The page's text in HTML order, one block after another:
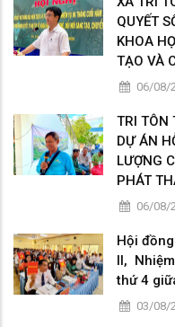
QUYẾT
KHOA
TẠO VÀ
06/08/
TRI TÔN
DỰ ÁN
LƯỢNG
PHÁT
06/08/
Hội
II,
thứ 4
03/08/